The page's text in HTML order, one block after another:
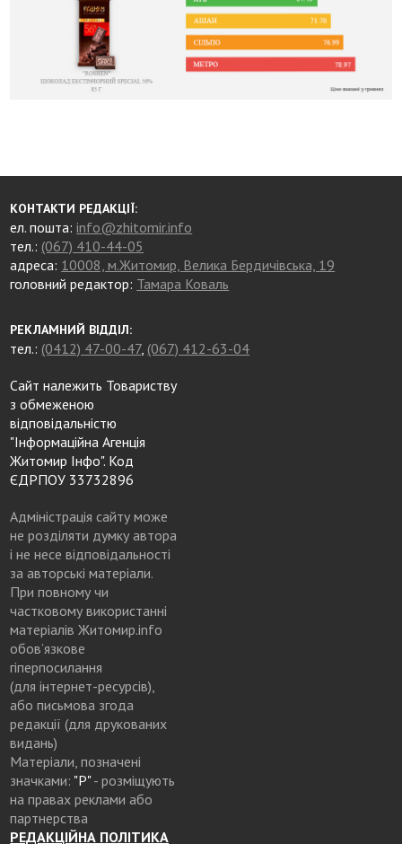
КОНТАКТИ РЕДАКЦІЇ:
ел. пошта:info@zhitomir.info
тел.: (067) 410-44-05
адреса: 10008, м.Житомир, Велика Бердичівська, 19
головний редактор: Тамара Коваль
РЕКЛАМНИЙ ВІДДІЛ:
тел.: (0412) 47-00-47, (067) 412-63-04
Сайт належить Товариству
з обмеженою
відповідальністю
"Інформаційна Агенція
Житомир Інфо". Код
ЄДРПОУ 33732896
Адміністрація сайту може
не розділяти думку автора
і не несе відповідальності
за авторські матеріали.
При повному чи
частковому використанні
матеріалів Житомир.info
обов’язкове
гіперпосилання
(для інтернет-ресурсів),
або письмова згода
редакції (для друкованих
видань)
Матеріали, позначені
значками: "Р"- розміщують
на правах реклами або
партнерства
РЕДАКЦІЙНА ПОЛІТИКА